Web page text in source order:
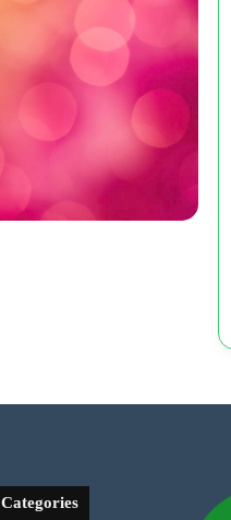
Categories